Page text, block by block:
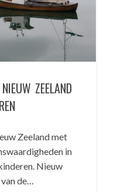
ZEELAND
Zeeland met
in
Nieuw
de…